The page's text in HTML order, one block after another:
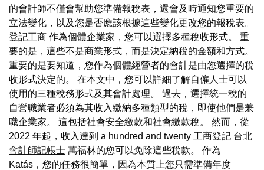
的會計師不僅會幫助您準備報稅表，還會及時通知您重要的
立法變化，以及您是否應該根據這些變化更改您的報稅表。
登記工商 作為個體企業家，您可以選擇多種稅收形式。 重
要的是，這些不是商業形式，而是決定納稅的金額和方式。
重要的是要知道，您作為個體經營者的會計是由您選擇的稅
收形式決定的。 在本文中，您可以詳細了解自僱人士可以
使用的三種稅務形式及其會計處理。 過去，選擇統一稅的
自營職業者必須為其收入繳納多種類型的稅，即使他們是兼
職企業家。 這包括社會安全繳款和社會繳款稅。 然而，從
2022 年起，收入達到 a hundred and twenty 工商登記 台北
會計師記帳士 萬福林的您可以免除這些稅款。 作為
Katás，您的任務很簡單，因為本質上您只需準備年度